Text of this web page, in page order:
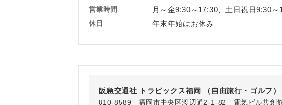
営業時間 月～金9:30～17:30、土日祝日9:30～
休日 年末年始はお休み
阪急交通社 トラピックス福岡 （自由旅行・ゴルフ）
810-8589 福岡市中央区渡辺通2-1-82 電気ビル共創